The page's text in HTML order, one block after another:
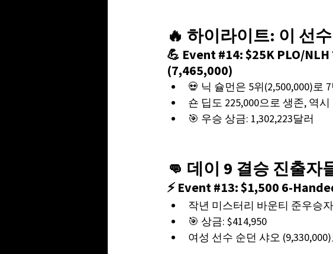
🔥 하이라이트: 이 선
💪 Event #14: $25K PLO/
(7,465,000)
💀 닉 슐먼은 5위(2,500,000)로
숀 딥도 225,000으로 생존, 역
🎯 우승 상금: 1,302,223달러
👊 데이 9 결승 진출자
⚡ Event #13: $1,500 6-
작년 미스터리 바운티 준우승
🎯 상금: $414,950
여성 선수 순던 샤오